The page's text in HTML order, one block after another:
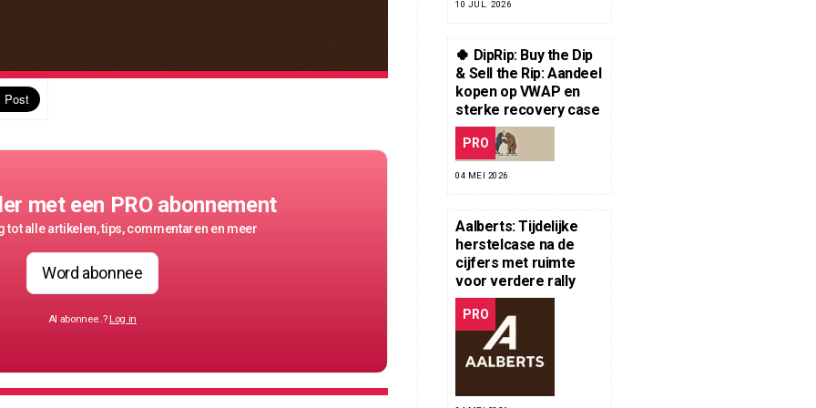
met een PRO abonnement
tot alle artikelen, tips, commentaren en meer
Word abonnee
Al abonnee..? Log in
10 JUL. 2026
🍀 DipRip: Buy the Dip
& Sell the Rip: Aandeel
kopen op VWAP en
sterke recovery case
PRO
04 MEI 2026
Aalberts: Tijdelijke
herstelcase na de
cijfers met ruimte
voor verdere rally
PRO